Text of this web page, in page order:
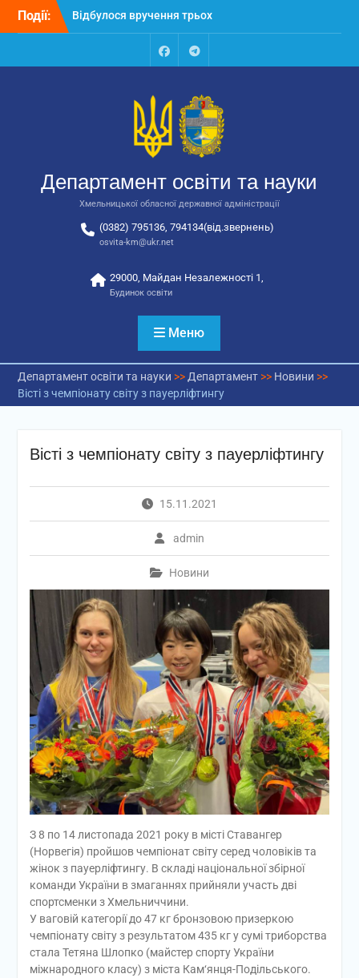
Перейти
Події:
Відбулося вручення трьох
Відбулося засідання
освіти та науки обласної
державної адміністрації
Відбулась обласна
відповідальних за
національно-патріотичне
виховання
FacebookTalegram
Департамент освіти та науки
Хмельницької обласної державної адміністрації
(0382) 795136, 794134(від.звернень)
osvita-km@ukr.net
29000, Майдан Незалежності 1,
Будинок освіти
Меню
Департамент освіти та науки >> Департамент>> Новини >>
Вісті з чемпіонату світу з пауерліфтингу
Вісті з чемпіонату світу з пауерліфтингу
15.11.2021
admin
Новини
З 8 по 14 листопада 2021 року в місті Ставангер
(Норвегія) пройшов чемпіонат світу серед чоловіків та
жінок з пауерліфтингу. В складі національної збірної
команди України в змаганнях прийняли участь дві
спортсменки з Хмельниччини.
У ваговій категорії до 47 кг бронзовою призеркою
чемпіонату світу з результатом 435 кг у сумі триборства
стала Тетяна Шлопко (майстер спорту України
міжнародного класу) з міста Кам‘янця-Подільського.